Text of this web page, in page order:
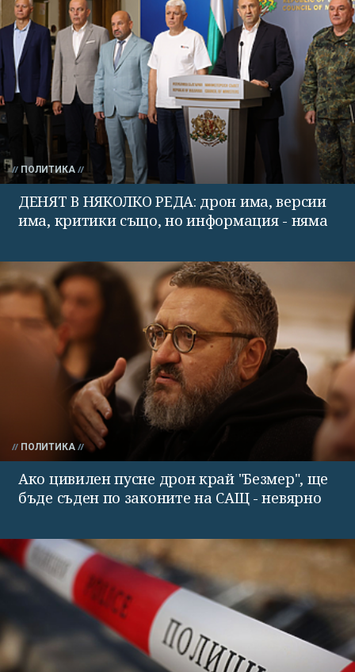
ПОЛИТИКА
ДЕНЯТ В НЯКОЛКО РЕДА: дрон има, версии
има, критики също, но информация - няма
ПОЛИТИКА
Ако цивилен пусне дрон край "Безмер", ще
бъде съден по законите на САЩ - невярно